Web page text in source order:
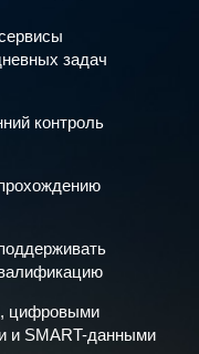
задач
контроль
цифровыми
и SMART-данными